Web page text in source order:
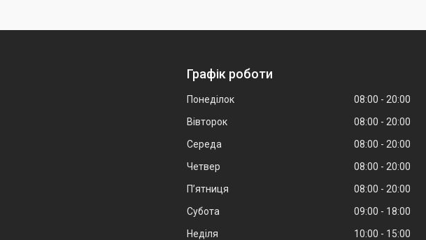
Графік роботи
Понеділок 08:00
20:00
Вівторок
08:00
20:00
Середа
08:00
20:00
Четвер
08:00
20:00
Пʼятниця
08:00
20:00
Субота
09:00
18:00
Неділя
10:00 15:00